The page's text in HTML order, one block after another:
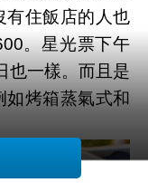
有住飯店的人也
。星光票下午
也一樣。而且是
如烤箱蒸氣式和